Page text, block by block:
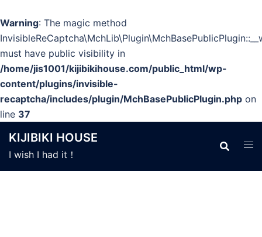
Warning: The magic method
must have public visibility in
/home/jis1001/kijibikihouse.com/public_html/wp-
content/plugins/invisible-
recaptcha/includes/plugin/MchBasePublicPlugin.php on
line 37
ン
KIJIBIKI HOUSE
I wish I had it！